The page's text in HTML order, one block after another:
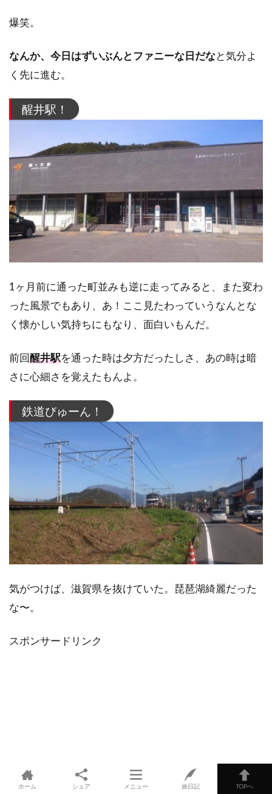
爆笑。
なんか、今日はずいぶんとファニーな日だなと気分よ
く先に進む。
醒井駅！
1ヶ月前に通った町並みも逆に走ってみると、また変わ
った風景でもあり、あ！ここ見たわっていうなんとな
く懐かしい気持ちにもなり、面白いもんだ。
前回醒井駅を通った時は夕方だったしさ、あの時は暗
さに心細さを覚えたもんよ。
鉄道びゅーん！
気がつけば、滋賀県を抜けていた。琵琶湖綺麗だった
な〜。
スポンサードリンク
ホーム シェア メニュー 旅日記 TOPへ